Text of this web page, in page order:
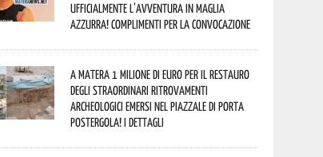
ufficialmente l’avventura in maglia
azzurra! Complimenti per la convocazione
A Matera 1 milione di euro per il restauro
degli straordinari ritrovamenti
archeologici emersi nel piazzale di Porta
Postergola! I dettagli